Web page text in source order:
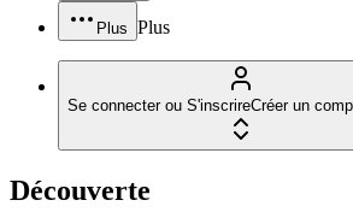
Plus Plus
Se connecter ou S'inscrireCréer un
Découverte